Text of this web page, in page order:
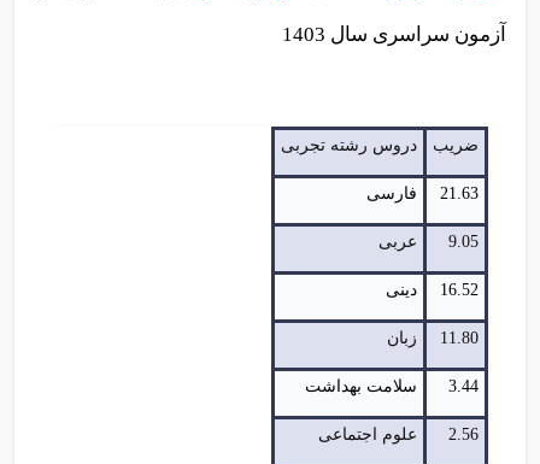
آزمون سراسری سال 1403
ضریب دروس رشته تجربی
21.63 فارسی
9.05 عربی
16.52 دینی
11.80 زبان
3.44 سلامت بهداشت
2.56 علوم اجتماعی